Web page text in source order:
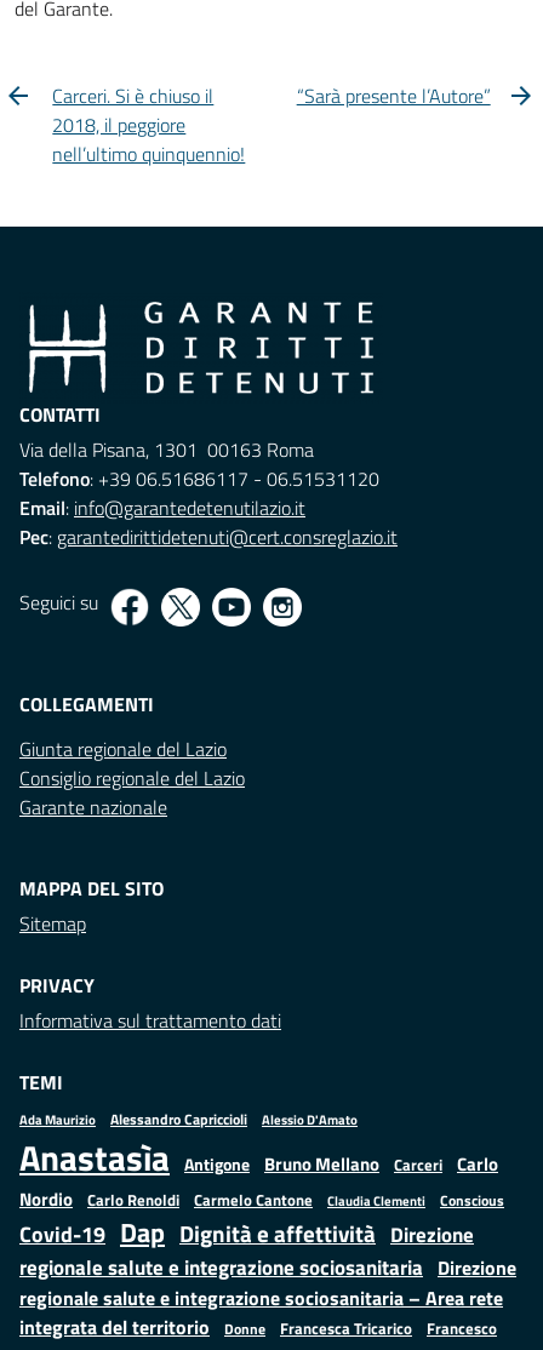
del Garante.
Carceri. Si è chiuso il
2018, il peggiore
nell’ultimo quinquennio!
“Sarà presente l’Autore”
CONTATTI
Via della Pisana, 1301 00163 Roma
Telefono: +39 06.51686117 - 06.51531120
Email: info@garantedetenutilazio.it
Pec: garantedirittidetenuti@cert.consreglazio.it
Seguici su
COLLEGAMENTI
Giunta regionale del Lazio
Consiglio regionale del Lazio
Garante nazionale
MAPPA DEL SITO
Sitemap
PRIVACY
Informativa sul trattamento dati
TEMI
Ada Maurizio Alessandro Capriccioli Alessio D'Amato
Anastasìa Antigone Bruno Mellano Carceri
Carlo
Nordio Carlo Renoldi Carmelo Cantone Claudia Clementi Conscious
Covid-19 Dap Dignità e affettività Direzione
regionale salute e integrazione sociosanitaria Direzione
regionale salute e integrazione sociosanitaria – Area rete
integrata del territorio
Donne Francesca Tricarico
Francesco